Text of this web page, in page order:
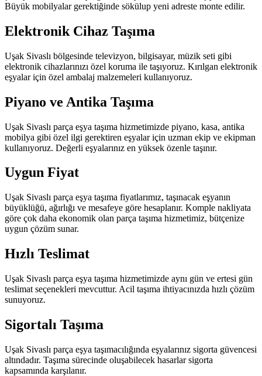
Büyük mobilyalar gerektiğinde sökülup yeni adreste monte edilir.
Elektronik Cihaz Taşıma
Uşak Sivaslı bölgesinde televizyon, bilgisayar, müzik seti gibi
elektronik cihazlarınızı özel koruma ile taşıyoruz. Kırılgan elektronik
eşyalar için özel ambalaj malzemeleri kullanıyoruz.
Piyano ve Antika Taşıma
Uşak Sivaslı parça eşya taşıma hizmetimizde piyano, kasa, antika
mobilya gibi özel ilgi gerektiren eşyalar için uzman ekip ve ekipman
kullanıyoruz. Değerli eşyalarınız en yüksek özenle taşınır.
Uygun Fiyat
Uşak Sivaslı parça eşya taşıma fiyatlarımız, taşınacak eşyanın
büyüklüğü, ağırlığı ve mesafeye göre hesaplanır. Komple nakliyata
göre çok daha ekonomik olan parça taşıma hizmetimiz, bütçenize
uygun çözüm sunar.
Hızlı Teslimat
Uşak Sivaslı parça eşya taşıma hizmetimizde aynı gün ve ertesi gün
teslimat seçenekleri mevcuttur. Acil taşıma ihtiyacınızda hızlı çözüm
sunuyoruz.
Sigortalı Taşıma
Uşak Sivaslı parça eşya taşımacılığında eşyalarınız sigorta güvencesi
altındadır. Taşıma sürecinde oluşabilecek hasarlar sigorta
kapsamında karşılanır.